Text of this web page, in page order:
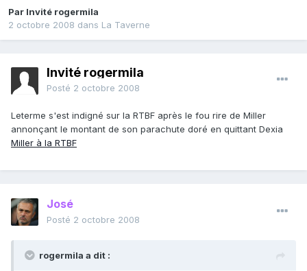
Par Invité rogermila
2 octobre 2008 dans La Taverne
Invité rogermila
Posté 2 octobre 2008
Leterme s'est indigné sur la RTBF après le fou rire de Miller
annonçant le montant de son parachute doré en quittant Dexia
Miller à la RTBF
José
Posté 2 octobre 2008
rogermila a dit :